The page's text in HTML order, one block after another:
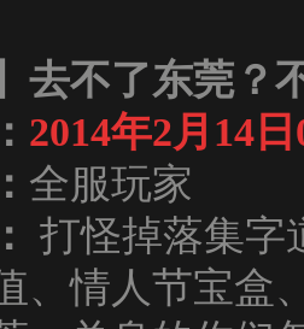
去不了东莞
2014年2月 14 日
全服玩家
打怪掉落集字
、情人节宝盒